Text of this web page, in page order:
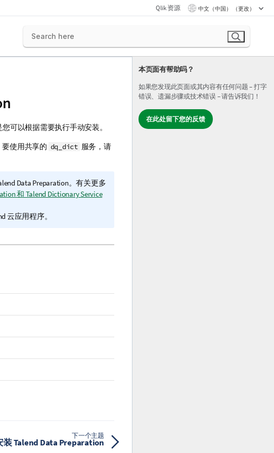
Qlik 资源 中文（中国） （更改）
本页面有帮助吗？
如果您发现此页面或其内容有任何问题 – 打字
错误、遗漏步骤或技术错误 – 请告诉我们！
在此处留下您的反馈
可以根据需要执行手动安装。
要使用共享的 dq_dict 服务，请
Data Preparation。有关更多
和 Talend Dictionary Service
云应用程序。
下一个主题
装 Talend Data Preparation